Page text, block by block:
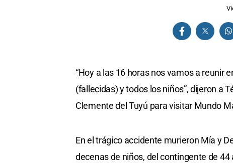
“Hoy a las 16 horas nos vamos a reunir
(fallecidas) y todos los niños”, dijeron a
Clemente del Tuyú para visitar Mundo
En el trágico accidente murieron Mía y
decenas de niños, del contingente de